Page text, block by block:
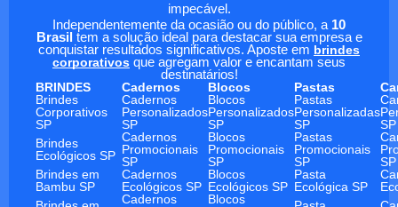
impecável.
Independentemente da ocasião ou do público, a 10
Brasil tem a solução ideal para destacar sua empresa e
conquistar resultados significativos. Aposte em brindes
corporativos que agregam valor e encantam seus
destinatários!
BRINDES
Cadernos Blocos Pastas
Brindes
Corporativos
SP
Cadernos
Personalizados
SP
Blocos
Personalizados
SP
Pastas
Personalizadas
SP
SP
Brindes
Ecológicos SP
Cadernos
Promocionais
SP
Blocos
Promocionais
SP
Pastas
Promocionais
SP
SP
Brindes em
Bambu SP
Cadernos
Ecológicos SP
Blocos
Ecológicos SP
Pasta
Ecológica SP
Cadernos
Blocos